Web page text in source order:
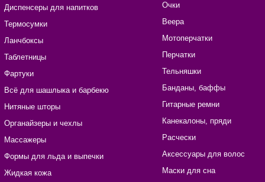
Диспенсеры для напитков
Термосумки
Ланчбоксы
Таблетницы
Фартуки
Всё для шашлыка и барбекю
Нитяные шторы
Органайзеры и чехлы
Массажеры
Формы для льда и выпечки
Жидкая кожа
Очки
Веера
Мотоперчатки
Перчатки
Тельняшки
Банданы, баффы
Гитарные ремни
Канекалоны, пряди
Расчески
Аксессуары для волос
Маски для сна